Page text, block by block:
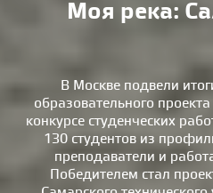
send.project Анонсы
Репортаж
Рецензия
Дизайн
Иностранцы в
Книги
Наследие
Моя река:
В Москве подвели
образовательного
конкурсе студенческих
130 студентов из
преподаватели и
Победителем стал